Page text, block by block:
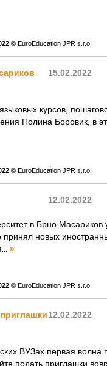
© EuroEducation JPR s.r.o.
15.02.2022
курсов,
Полина Боровик, в
© EuroEducation JPR s.r.o.
12.02.2022
в Брно Масариков
новых
»
© EuroEducation JPR s.r.o.
12.02.2022
ВУЗах первая волна
подать приглашки